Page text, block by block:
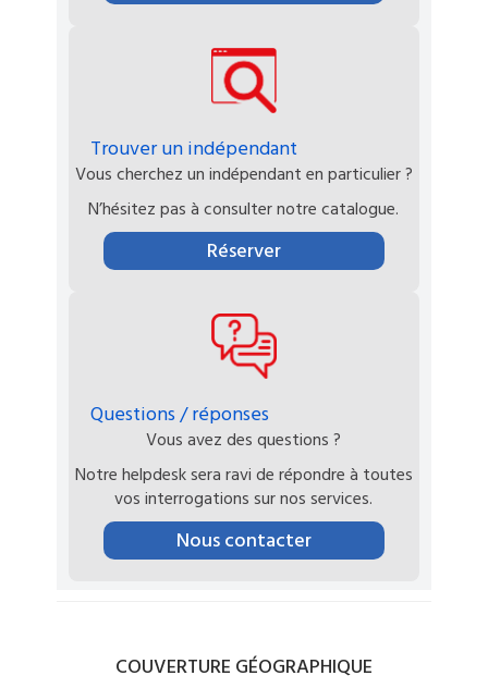
Trouver un indépendant
Vous cherchez un indépendant en particulier ?
N’hésitez pas à consulter notre catalogue.
Réserver
Questions / réponses
Vous avez des questions ?
Notre helpdesk sera ravi de répondre à toutes
vos interrogations sur nos services.
Nous contacter
COUVERTURE GÉOGRAPHIQUE